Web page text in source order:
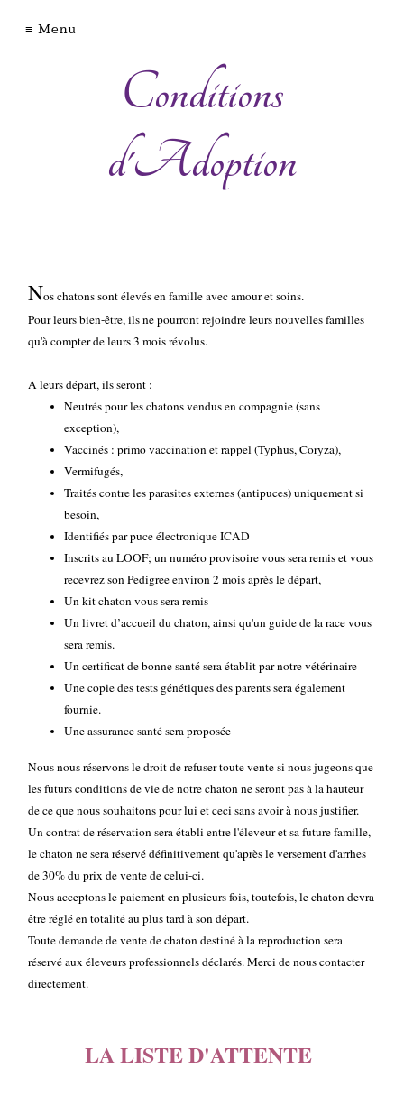
Chatterie
d'Axellyne
Nos
mâles
Conditions
l'Adoption
bébés
d'Axellyne
Menu
Conditions
d'Adoption
Nos chatons sont élevés en famille avec amour et soins.
Pour leurs bien-être, ils ne pourront rejoindre leurs nouvelles familles
qu'à compter de leurs 3 mois révolus.
A leurs départ, ils seront :
Neutrés pour les chatons vendus en compagnie (sans
exception),
Vaccinés : primo vaccination et rappel (Typhus, Coryza),
Vermifugés,
Traités contre les parasites externes (antipuces) uniquement si
besoin,
Identifiés par puce électronique ICAD
Inscrits au LOOF; un numéro provisoire vous sera remis et vous
recevrez son Pedigree environ 2 mois après le départ,
Un kit chaton vous sera remis
Un livret d’accueil du chaton, ainsi qu'un guide de la race vous
sera remis.
Un certificat de bonne santé sera établit par notre vétérinaire
Une copie des tests génétiques des parents sera également
fournie.
Une assurance santé sera proposée
Nous nous réservons le droit de refuser toute vente si nous jugeons que
les futurs conditions de vie de notre chaton ne seront pas à la hauteur
de ce que nous souhaitons pour lui et ceci sans avoir à nous justifier.
Un contrat de réservation sera établi entre l'éleveur et sa future famille,
le chaton ne sera réservé définitivement qu'après le versement d'arrhes
de 30% du prix de vente de celui-ci.
Nous acceptons le paiement en plusieurs fois, toutefois, le chaton devra
être réglé en totalité au plus tard à son départ.
Toute demande de vente de chaton destiné à la reproduction sera
réservé aux éleveurs professionnels déclarés. Merci de nous contacter
directement.
LA LISTE D'ATTENTE